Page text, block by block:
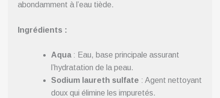
abondamment à l’eau tiède.
Ingrédients :
Aqua: Eau, base principale assurant
l’hydratation de la peau.
Sodium laureth sulfate : Agent nettoyant
doux qui élimine les impuretés.